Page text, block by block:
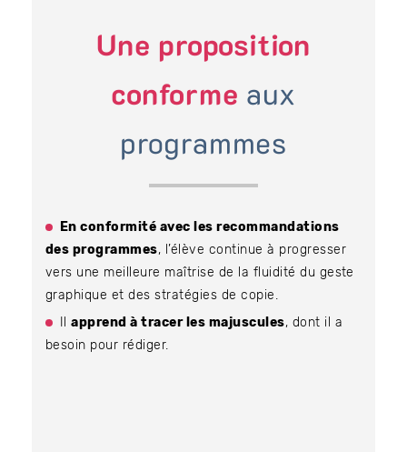
Une proposition
conforme aux
programmes
En conformité avec les recommandations
des programmes, l’élève continue à progresser
vers une meilleure maîtrise de la fluidité du geste
graphique et des stratégies de copie.
Ilapprend à tracer les majuscules, dont il a
besoin pour rédiger.